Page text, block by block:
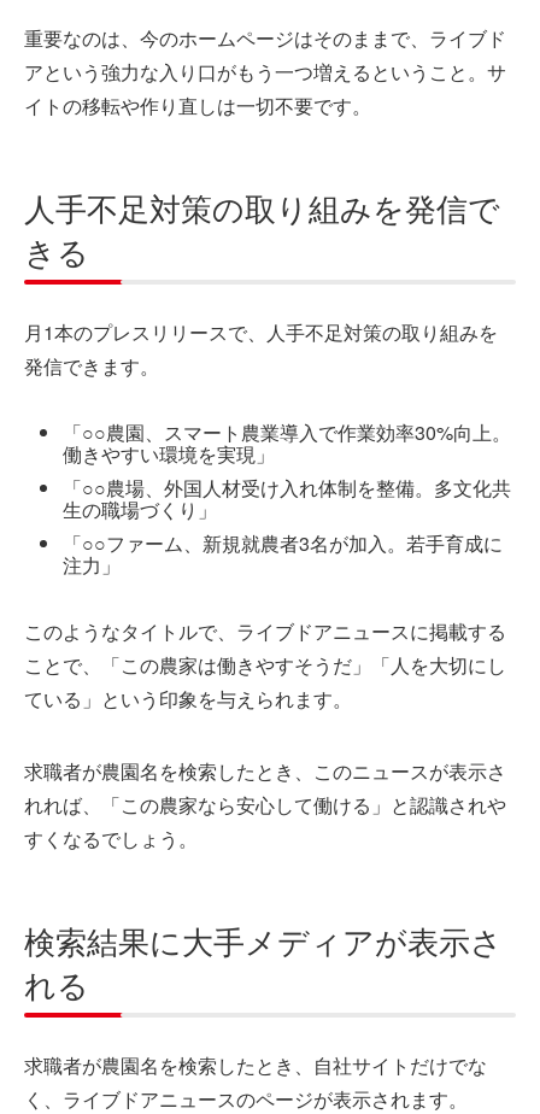
重要なのは、今のホームページはそのままで、ライブド
アという強力な入り口がもう一つ増えるということ。サ
イトの移転や作り直しは一切不要です。
人手不足対策の取り組みを発信で
きる
月1本のプレスリリースで、人手不足対策の取り組みを
発信できます。
「○○農園、スマート農業導入で作業効率30%向上。
働きやすい環境を実現」
「○○農場、外国人材受け入れ体制を整備。多文化共
生の職場づくり」
「○○ファーム、新規就農者3名が加入。若手育成に
注力」
このようなタイトルで、ライブドアニュースに掲載する
ことで、「この農家は働きやすそうだ」「人を大切にし
ている」という印象を与えられます。
求職者が農園名を検索したとき、このニュースが表示さ
れれば、「この農家なら安心して働ける」と認識されや
すくなるでしょう。
検索結果に大手メディアが表示さ
れる
求職者が農園名を検索したとき、自社サイトだけでな
く、ライブドアニュースのページが表示されます。